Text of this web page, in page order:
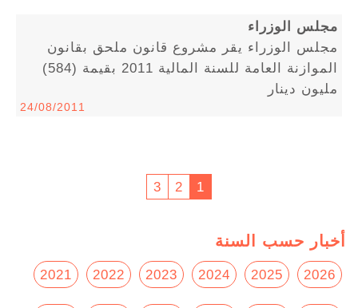
مجلس الوزراء
مجلس الوزراء يقر مشروع قانون ملحق بقانون
الموازنة العامة للسنة المالية 2011 بقيمة (584)
مليون دينار
24/08/2011
1
2
3
أخبار حسب السنة
2026
2025
2024
2023
2022
2021